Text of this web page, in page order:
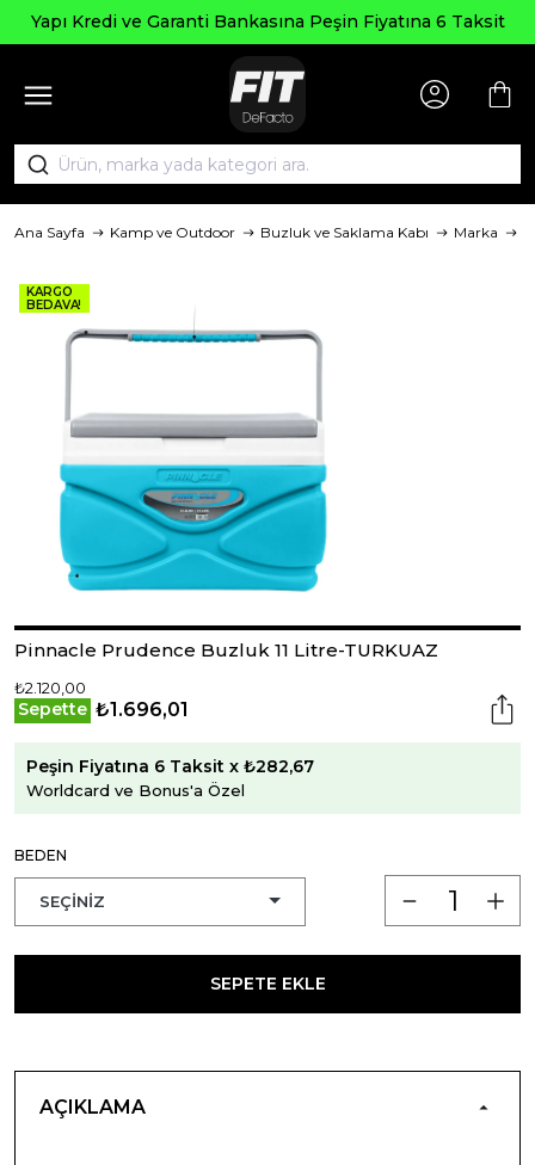
Yapı Kredi ve Garanti Bankasına Peşin Fiyatına 6 Taksit
Ana Sayfa Kamp ve Outdoor Buzluk ve Saklama Kabı Marka
KARGO
BEDAVA!
Pinnacle Prudence Buzluk 11 Litre-TURKUAZ
₺2.120,00
Sepette ₺1.696,01
Peşin Fiyatına 6 Taksit x ₺282,67
Worldcard ve Bonus'a Özel
BEDEN
SEPETE EKLE
AÇIKLAMA